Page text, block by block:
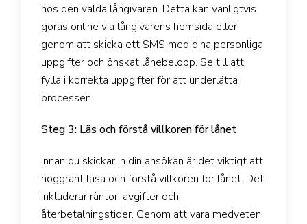
hos den valda långivaren. Detta kan vanligtvis
göras online via långivarens hemsida eller
genom att skicka ett SMS med dina personliga
uppgifter och önskat lånebelopp. Se till att
fylla i korrekta uppgifter för att underlätta
processen.
Steg 3: Läs och förstå villkoren för lånet
Innan du skickar in din ansökan är det viktigt att
noggrant läsa och förstå villkoren för lånet. Det
inkluderar räntor, avgifter och
återbetalningstider. Genom att vara medveten